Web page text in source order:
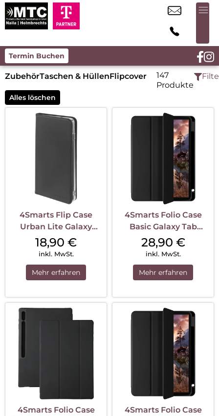
Termin Buchen
ZubehörTaschen & HüllenFlipcover
147
Produkte
Alles löschen
4Smarts Flip Case
Urban Lite Galaxy
S23+ Schwarz
18,90 €
inkl. MwSt.
Mehr erfahren
4Smarts Folio Case
Basic Galaxy Tab
A9+/Tab A11+ Schwarz
28,90 €
inkl. MwSt.
Mehr erfahren
4Smarts Folio Case
4Smarts Folio Case